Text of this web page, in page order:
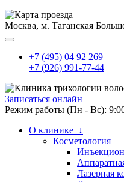
Москва, м. Таганская
+7 (495) 04 92 269
+7 (926) 991-77-44
Записаться онлайн
Режим работы (Пн - Вс):
О клинике ↓
Косметология
Лазерная